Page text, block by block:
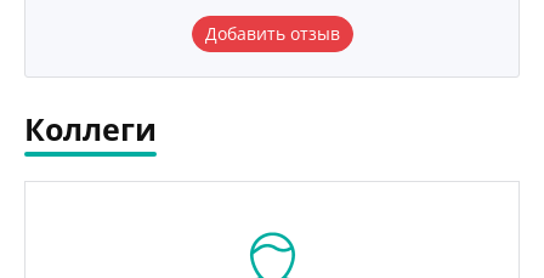
Добавить отзыв
Коллеги